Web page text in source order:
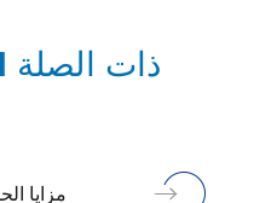
أخبار CHNZBTECH ذات الصلة
مزايا